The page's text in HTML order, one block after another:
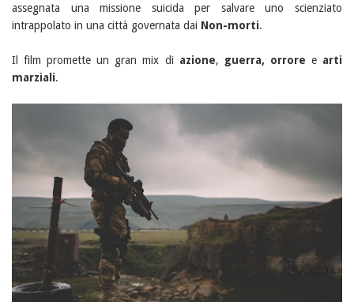
assegnata una missione suicida per salvare uno scienziato
intrappolato in una città governata dai Non-morti.
Il film promette un gran mix di azione, guerra, orrore earti
marziali.